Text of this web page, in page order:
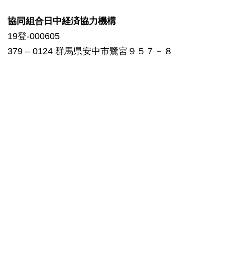
協同組合日中経済協力機構
19登-000605
379 – 0124 群馬県安中市鷺宮９５７－８